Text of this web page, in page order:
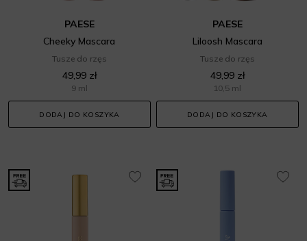
PAESE
Cheeky Mascara
Tusze do rzęs
49,99 zł
9 ml
DODAJ DO KOSZYKA
PAESE
Liloosh Mascara
Tusze do rzęs
49,99 zł
10,5 ml
DODAJ DO KOSZYKA